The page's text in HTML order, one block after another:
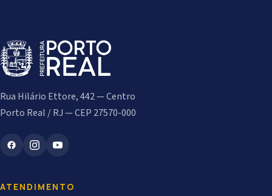
Rua Hilário Ettore, 442 — Centro
Porto Real / RJ — CEP 27570-000
ATENDIMENTO